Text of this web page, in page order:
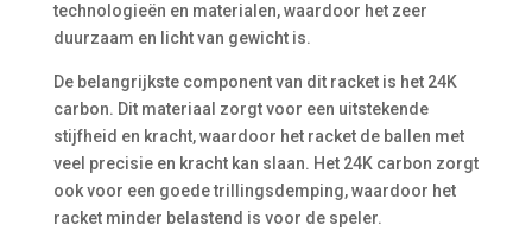
technologieën en materialen, waardoor het zeer
duurzaam en licht van gewicht is.
De belangrijkste component van dit racket is het 24K
carbon. Dit materiaal zorgt voor een uitstekende
stijfheid en kracht, waardoor het racket de ballen met
veel precisie en kracht kan slaan. Het 24K carbon zorgt
ook voor een goede trillingsdemping, waardoor het
racket minder belastend is voor de speler.